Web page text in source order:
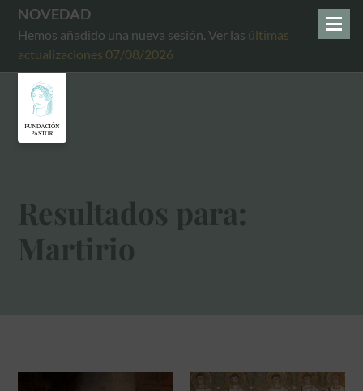
NOVEDAD
Hemos añadido una nueva sesión. Ver las últimas
actualizaciones 07/08/2026
Resultados para:
Martirio